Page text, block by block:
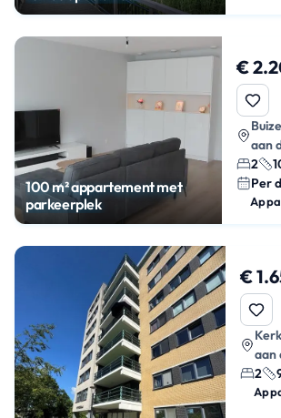
100 m² appartement met
parkeerplek
€
aan
2
Per
€
aan
2